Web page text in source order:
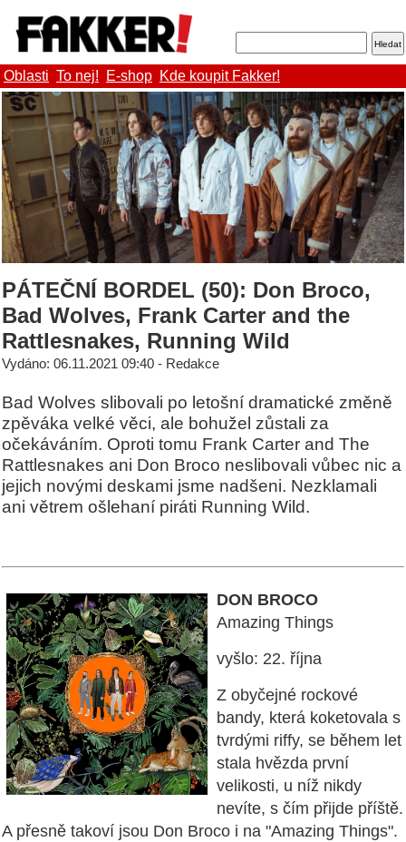
Oblasti To nej! E-shop Kde koupit Fakker!
PÁTEČNÍ BORDEL (50): Don Broco,
Bad Wolves, Frank Carter and the
Rattlesnakes, Running Wild
Vydáno: 06.11.2021 09:40 - Redakce
Bad Wolves slibovali po letošní dramatické změně
zpěváka velké věci, ale bohužel zůstali za
očekáváním. Oproti tomu Frank Carter and The
Rattlesnakes ani Don Broco neslibovali vůbec nic a
jejich novými deskami jsme nadšeni. Nezklamali
ani větrem ošlehaní piráti Running Wild.
DON BROCO
Amazing Things
vyšlo: 22. října
Z obyčejné rockové
bandy, která koketovala s
tvrdými riffy, se během let
stala hvězda první
velikosti, u níž nikdy
nevíte, s čím přijde příště.
A přesně takoví jsou Don Broco i na "Amazing Things".